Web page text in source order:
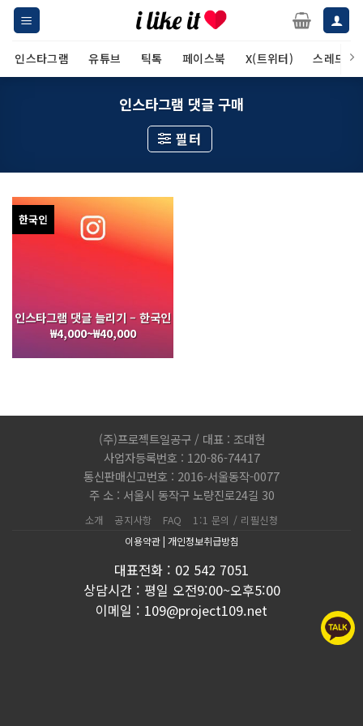
Skip
content
인스타그램 유튜브 틱톡 페이스북 X(트위터) 스레드
인스타그램 댓글 구매
필터
한국인
인스타그램 댓글 늘리기 – 한국인
₩4,000~₩40,000
(주)프로젝트일공구 / 대표 : 조대현
사업자등록번호 : 120-86-74417
통신판매신고번호 : 2016-서울동작-0077
주 소 : 서울시 동작구 노량진로24길 30
소개 공지사항 FAQ 1:1 문의 / 리필신청
이용약관| 개인정보취급방침
대표전화 : 02 542 7051
상담시간 : 평일 오전9:00~오후5:00
이메일 : 109@project109.net